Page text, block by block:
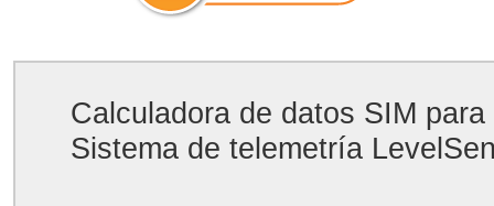
Calculadora de datos SIM para
Sistema de telemetría